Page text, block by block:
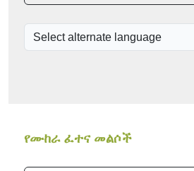
የሙከራ ፈተና መልሶች